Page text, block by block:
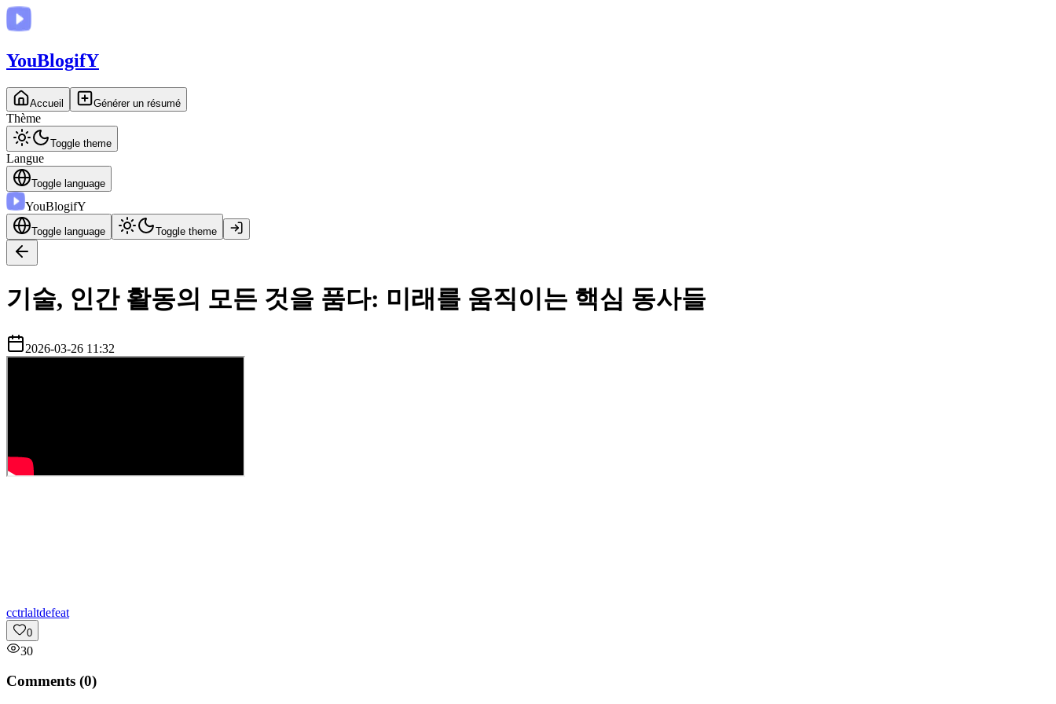
YouBlogifY
Accueil Générer un résumé
Thème
Toggle theme
Langue
Toggle language
YouBlogifY
Toggle language Toggle theme
기술, 인간 활동의 모든 것을 품다: 미래를 움직이는 핵심 동사들
2026-03-26 11:32
cctrlaltdefeat
0
30
Comments (0)